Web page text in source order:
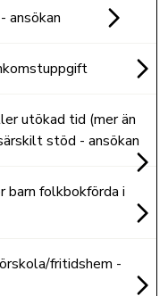
ansökan
utökad tid (mer än
stöd - ansökan
barn folkbokförda i
fritidshem -